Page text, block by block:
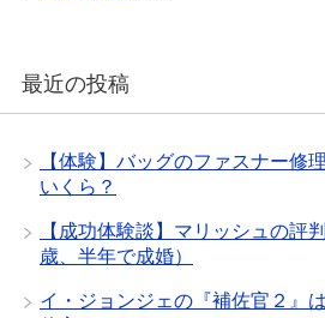
最近の投稿
【体験】バッグのファスナー修
いくら？
【成功体験談】マリッシュの評
歳、半年で成婚）
イ・ジョンジェの『補佐官２』